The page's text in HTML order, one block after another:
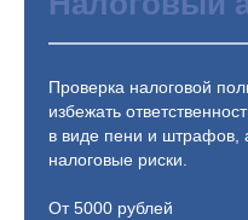
Проверка налоговой
избежать
в виде пени и штрафов,
налоговые риски.
От 5000 рублей